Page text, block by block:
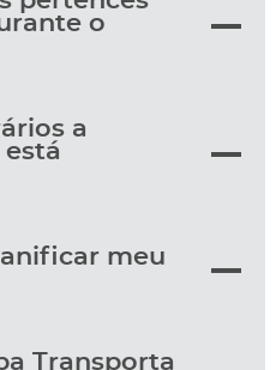
o
a
meu
Transporta